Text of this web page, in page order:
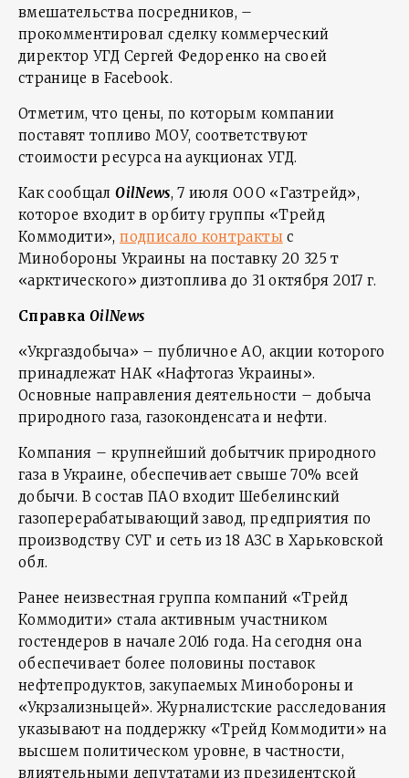
вмешательства посредников, –
прокомментировал сделку коммерческий
директор УГД Сергей Федоренко на своей
странице в Facebook.
Отметим, что цены, по которым компании
поставят топливо МОУ, соответствуют
стоимости ресурса на аукционах УГД.
Как сообщалOilNews, 7 июля ООО «Газтрейд»,
которое входит в орбиту группы «Трейд
Коммодити»,подписало контрактыс
Минобороны Украины на поставку 20 325 т
«арктического» дизтоплива до 31 октября 2017 г.
Справка OilNews
«Укргаздобыча» – публичное АО, акции которого
принадлежат НАК «Нафтогаз Украины».
Основные направления деятельности – добыча
природного газа, газоконденсата и нефти.
Компания – крупнейший добытчик природного
газа в Украине, обеспечивает свыше 70% всей
добычи. В состав ПАО входит Шебелинский
газоперерабатывающий завод, предприятия по
производству СУГ и сеть из 18 АЗС в Харьковской
обл.
Ранее неизвестная группа компаний «Трейд
Коммодити» стала активным участником
гостендеров в начале 2016 года. На сегодня она
обеспечивает более половины поставок
нефтепродуктов, закупаемых Минобороны и
«Укрзализныцей». Журналистские расследования
указывают на поддержку «Трейд Коммодити» на
высшем политическом уровне, в частности,
влиятельными депутатами из президентской